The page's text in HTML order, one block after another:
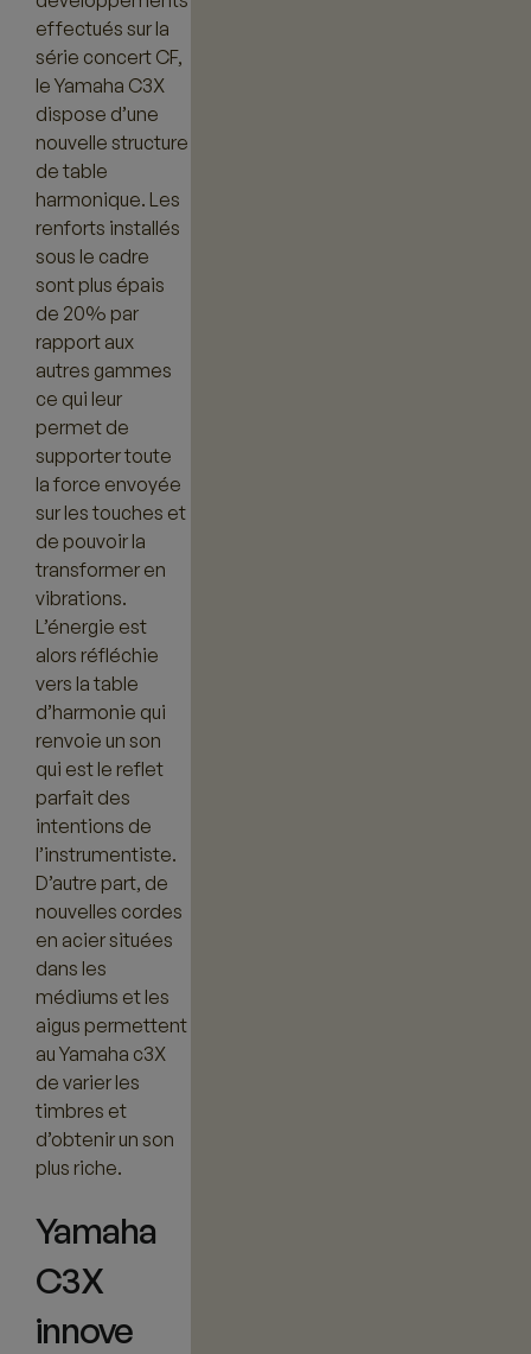
effectués sur la
série concert CF,
le Yamaha C3X
dispose d’une
nouvelle structure
de table
harmonique. Les
renforts installés
sous le cadre
sont plus épais
de 20% par
rapport aux
autres gammes
ce qui leur
permet de
supporter toute
la force envoyée
sur les touches et
de pouvoir la
transformer en
vibrations.
L’énergie est
alors réfléchie
vers la table
d’harmonie qui
renvoie un son
qui est le reflet
parfait des
intentions de
l’instrumentiste.
D’autre part, de
nouvelles cordes
en acier situées
dans les
médiums et les
aigus permettent
au Yamaha c3X
de varier les
timbres et
d’obtenir un son
plus riche.
Yamaha
C3X
innove